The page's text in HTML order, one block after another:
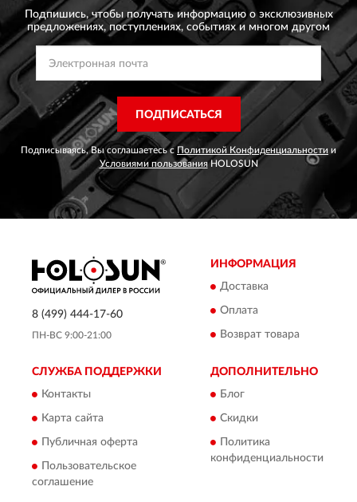
Подпишись, чтобы получать информацию о эксклюзивных
предложениях, поступлениях, событиях и многом другом
ПОДПИСАТЬСЯ
Подписываясь, Вы соглашаетесь с Политикой Конфиденциальности и
Условиями пользованияHOLOSUN
8 (499) 444-17-60
ПН-ВС 9:00-21:00
ИНФОРМАЦИЯ
Доставка
Оплата
Возврат товара
СЛУЖБА ПОДДЕРЖКИ
Контакты
Карта сайта
Публичная оферта
Пользовательское
соглашение
ДОПОЛНИТЕЛЬНО
Блог
Скидки
Политика
конфиденциальности